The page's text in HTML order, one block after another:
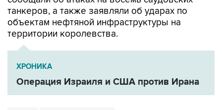
танкеров, а также заявляли об ударах по
объектам нефтяной инфраструктуры на
территории королевства.
ХРОНИКА
Операция Израиля и США против Ирана